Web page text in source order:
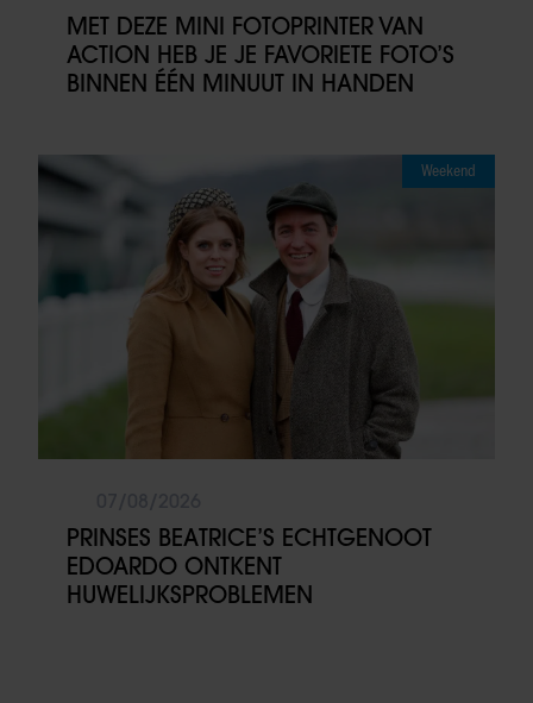
MET DEZE MINI FOTOPRINTER VAN
ACTION HEB JE JE FAVORIETE FOTO’S
BINNEN ÉÉN MINUUT IN HANDEN
Weekend
PRINSES BEATRICE’S ECHTGENOOT
EDOARDO ONTKENT
HUWELIJKSPROBLEMEN